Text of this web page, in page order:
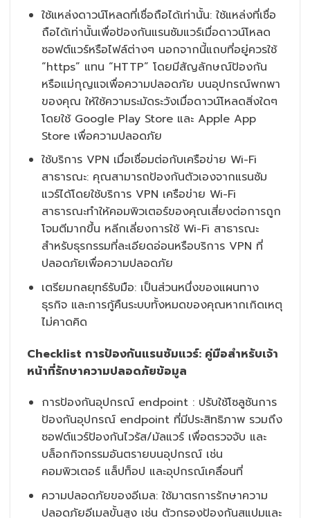
ใช้แหล่งดาวน์โหลดที่เชื่อถือได้เท่านั้น: ใช้แหล่งที่เชื่อ
ถือได้เท่านั้นเพื่อป้องกันแรนซัมแวร์เมื่อดาวน์โหลด
ซอฟต์แวร์หรือไฟล์ต่างๆ นอกจากนี้แถบที่อยู่ควรใช้
“https” แทน “HTTP” โดยมีสัญลักษณ์ป้องกัน
หรือแม่กุญแจเพื่อความปลอดภัย บนอุปกรณ์พกพา
ของคุณ ให้ใช้ความระมัดระวังเมื่อดาวน์โหลดสิ่งใดๆ
โดยใช้ Google Play Store และ Apple App
Store เพื่อความปลอดภัย
ใช้บริการ VPN เมื่อเชื่อมต่อกับเครือข่าย Wi-Fi
สาธารณะ: คุณสามารถป้องกันตัวเองจากแรนซัม
แวร์ได้โดยใช้บริการ VPN เครือข่าย Wi-Fi
สาธารณะทำให้คอมพิวเตอร์ของคุณเสี่ยงต่อการถูก
โจมตีมากขึ้น หลีกเลี่ยงการใช้ Wi-Fi สาธารณะ
สำหรับธุรกรรมที่ละเอียดอ่อนหรือบริการ VPN ที่
ปลอดภัยเพื่อความปลอดภัย
เตรียมกลยุทธ์รับมือ: เป็นส่วนหนึ่งของแผนทาง
ธุรกิจ และการกู้คืนระบบทั้งหมดของคุณหากเกิดเหตุ
ไม่คาดคิด
Checklist การป้องกันแรนซัมแวร์: คู่มือสำหรับเจ้า
หน้าที่รักษาความปลอดภัยข้อมูล
การป้องกันอุปกรณ์ endpoint : ปรับใช้โซลูชันการ
ป้องกันอุปกรณ์ endpoint ที่มีประสิทธิภาพ รวมถึง
ซอฟต์แวร์ป้องกันไวรัส/มัลแวร์ เพื่อตรวจจับ และ
บล็อกกิจกรรมอันตรายบนอุปกรณ์ เช่น
คอมพิวเตอร์ แล็ปท็อป และอุปกรณ์เคลื่อนที่
ความปลอดภัยของอีเมล: ใช้มาตรการรักษาความ
ปลอดภัยอีเมลขั้นสูง เช่น ตัวกรองป้องกันสแปมและ